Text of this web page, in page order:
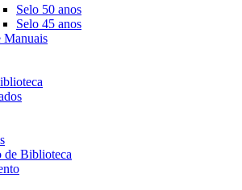
Selo 50 anos
Selo 45 anos
Manuais
de Biblioteca